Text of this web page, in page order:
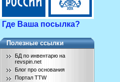
Где Ваша посылка?
Полезные ссылки
БД по инвентарю на
revspin.net
Блог про основания
Портал TTW